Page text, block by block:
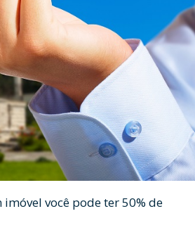
você pode ter 50% de